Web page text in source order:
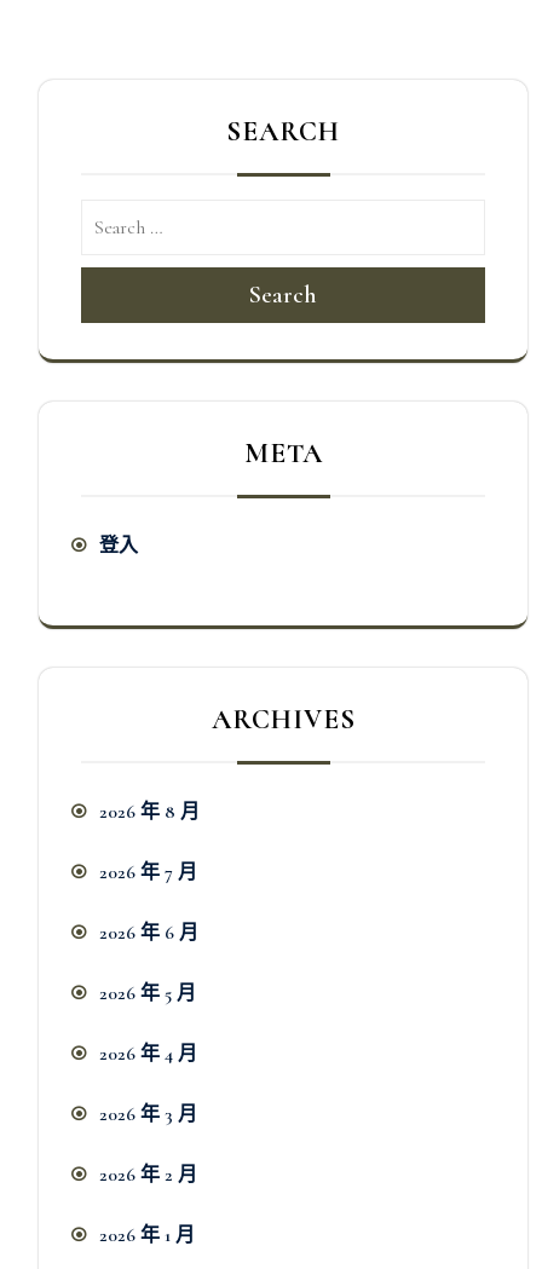
SEARCH
Search
META
登入
ARCHIVES
2026 年 8 月
2026 年 7 月
2026 年 6 月
2026 年 5 月
2026 年 4 月
2026 年 3 月
2026 年 2 月
2026 年 1 月